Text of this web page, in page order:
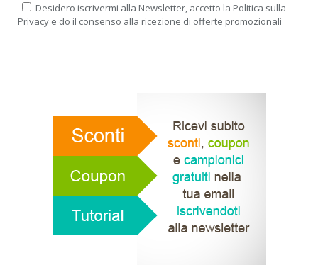
Desidero iscrivermi alla Newsletter, accetto la Politica sulla
Privacy e do il consenso alla ricezione di offerte promozionali